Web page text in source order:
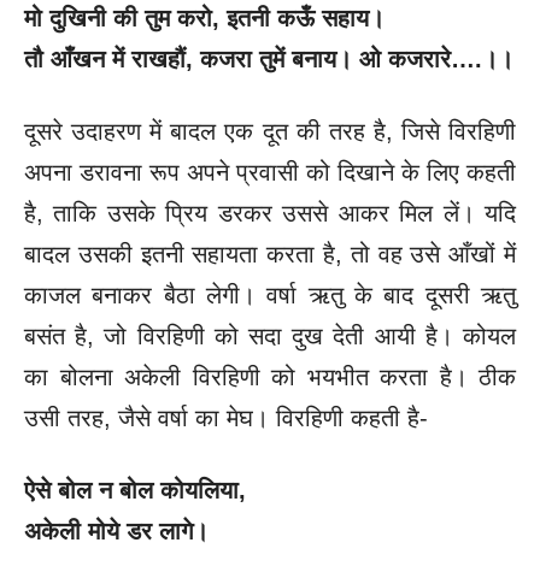
मो दुखिनी की तुम करो, इतनी कऊँ सहाय।
तौ आँखन में राखहौं, कजरा तुमें बनाय। ओ कजरारे….।।
दूसरे उदाहरण में बादल एक दूत की तरह है, जिसे विरहिणी
अपना डरावना रूप अपने प्रवासी को दिखाने के लिए कहती
है, ताकि उसके प्रिय डरकर उससे आकर मिल लें। यदि
बादल उसकी इतनी सहायता करता है, तो वह उसे आँखों में
काजल बनाकर बैठा लेगी। वर्षा ऋतु के बाद दूसरी ऋतु
बसंत है, जो विरहिणी को सदा दुख देती आयी है। कोयल
का बोलना अकेली विरहिणी को भयभीत करता है। ठीक
उसी तरह, जैसे वर्षा का मेघ। विरहिणी कहती है-
ऐसे बोल न बोल कोयलिया,
अकेली मोये डर लागे।